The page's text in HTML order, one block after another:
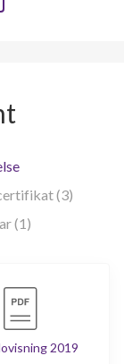
(3)
(1)
2019